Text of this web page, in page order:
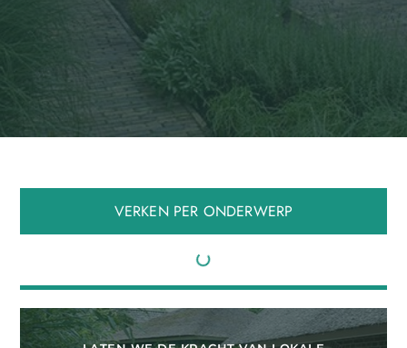
VERKEN PER ONDERWERP